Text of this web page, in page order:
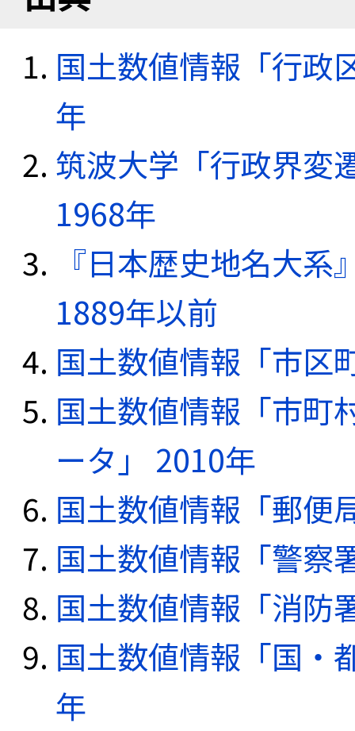
国土数値情報「行政
年
筑波大学「行政界変
1968年
『日本歴史地名大
1889年以前
国土数値情報「市区
国土数値情報「市町
ータ」 2010年
国土数値情報「郵便
国土数値情報「警察
国土数値情報「消防
国土数値情報「国・
年